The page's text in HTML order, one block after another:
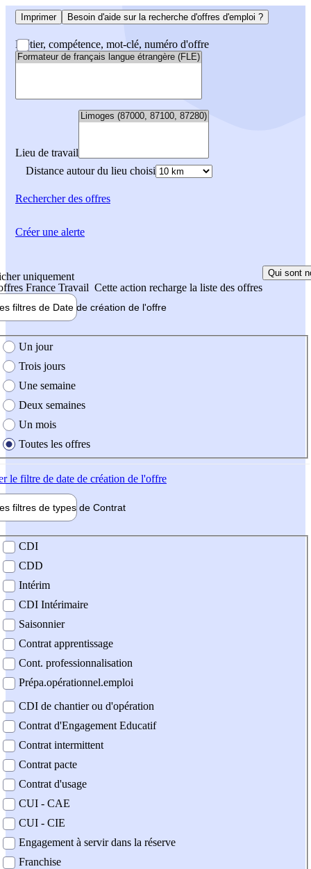
Imprimer Besoin d'aide sur la recherche d'offres d'emploi ?
Métier, compétence, mot-clé, numéro d'offre
Lieu de travail
Distance autour du lieu choisi
Rechercherdes offres
uniquement
France Travail Cette action recharge la liste des offres
Qui sont
filtres de Date de création de l'offre
création de l'offre
Un jour
Trois jours
Une semaine
Deux semaines
Un mois
Toutes les offres
le filtre de date de création de l'offre
filtres de types de Contrat
contrat
CDI
CDD
Intérim
CDI Intérimaire
Saisonnier
Contrat apprentissage
Cont. professionnalisation
Prépa.opérationnel.emploi
CDI de chantier ou d'opération
Contrat d'Engagement Educatif
Contrat intermittent
Contrat pacte
Contrat d'usage
CUI - CAE
CUI - CIE
Engagement à servir dans la réserve
Franchise
Créer une alerte